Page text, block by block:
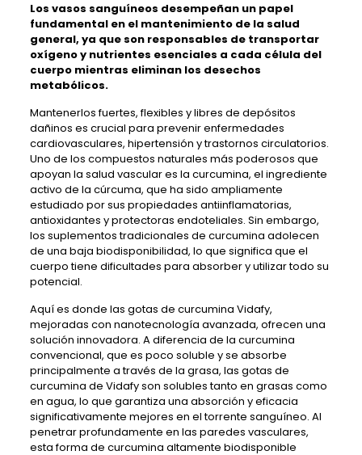
Los vasos sanguíneos desempeñan un papel
fundamental en el mantenimiento de la salud
general, ya que son responsables de transportar
oxígeno y nutrientes esenciales a cada célula del
cuerpo mientras eliminan los desechos
metabólicos.
Mantenerlos fuertes, flexibles y libres de depósitos
dañinos es crucial para prevenir enfermedades
cardiovasculares, hipertensión y trastornos circulatorios.
Uno de los compuestos naturales más poderosos que
apoyan la salud vascular es la curcumina, el ingrediente
activo de la cúrcuma, que ha sido ampliamente
estudiado por sus propiedades antiinflamatorias,
antioxidantes y protectoras endoteliales. Sin embargo,
los suplementos tradicionales de curcumina adolecen
de una baja biodisponibilidad, lo que significa que el
cuerpo tiene dificultades para absorber y utilizar todo su
potencial.
Aquí es donde las gotas de curcumina Vidafy,
mejoradas con nanotecnología avanzada, ofrecen una
solución innovadora. A diferencia de la curcumina
convencional, que es poco soluble y se absorbe
principalmente a través de la grasa, las gotas de
curcumina de Vidafy son solubles tanto en grasas como
en agua, lo que garantiza una absorción y eficacia
significativamente mejores en el torrente sanguíneo. Al
penetrar profundamente en las paredes vasculares,
esta forma de curcumina altamente biodisponible